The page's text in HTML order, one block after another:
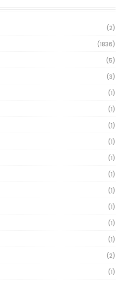
(2)
(1836)
(5)
(3)
(1)
(1)
(1)
(1)
(1)
(1)
(1)
(1)
(1)
(1)
(2)
(1)